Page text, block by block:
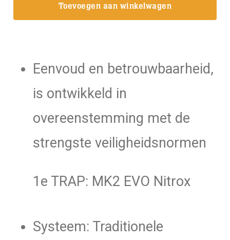
aantal
Toevoegen aan winkelwagen
Eenvoud en betrouwbaarheid,
is ontwikkeld in
overeenstemming met de
strengste veiligheidsnormen
1e TRAP: MK2 EVO Nitrox
Systeem: Traditionele